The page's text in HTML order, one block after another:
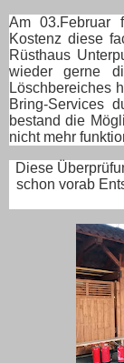
Am 03.Februar
Kostenz diese
Rüsthaus
wieder gerne
Löschbereiches
Bring-Services
bestand die
nicht mehr
Diese
schon vorab